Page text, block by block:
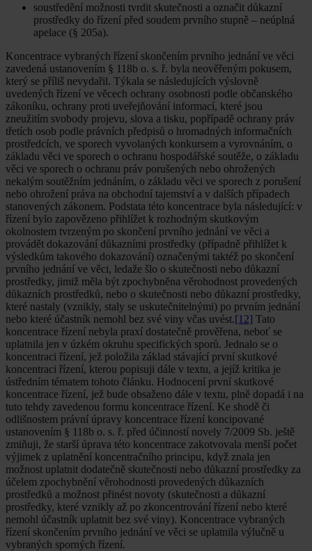
soustředění možnosti tvrdit skutečnosti a označit důkazní
prostředky do řízení před soudem prvního stupně – neúplná
apelace (§ 205a).
Koncentrace vybraných řízení skončením prvního jednání ve věci
zavedená ustanovením § 118b o. s. ř. byla neověřeným pokusem,
který se příliš nevydařil. Týkala se následujících výslovně
uvedených řízení ve věcech ochrany osobnosti podle občanského
zákoníku, ochrany proti uveřejňování informací, které jsou
zneužitím svobody projevu, slova a tisku, popřípadě ochrany práv
třetích osob podle právních předpisů o hromadných informačních
prostředcích, ve sporech vyvolaných konkursem a vyrovnáním, o
základu věci ve sporech o ochranu hospodářské soutěže, o základu
věci ve sporech o ochranu práv porušených nebo ohrožených
nekalým soutěžním jednáním, o základu věci ve sporech z porušení
nebo ohrožení práva na obchodní tajemství a v dalších případech
stanovených zákonem. Podstata této koncentrace byla následující: v
řízení bylo zapovězeno přihlížet k rozhodným skutkovým
okolnostem tvrzeným po skončení prvního jednání ve věci a
provádět dokazování důkazními prostředky (případně přihlížet k
výsledkům takového dokazování) označenými taktéž po skončení
prvního jednání ve věci, ledaže šlo o skutečnosti nebo důkazní
prostředky, jimiž měla být zpochybněna věrohodnost provedených
důkazních prostředků, nebo o skutečnosti nebo důkazní prostředky,
které nastaly (vznikly, staly se uskutečnitelnými) po prvním jednání
nebo které účastník nemohl bez své viny včas uvést.[12] Tato
koncentrace řízení nebyla praxí dostatečně prověřena, neboť se
uplatnila jen v úzkém okruhu specifických sporů. Jednalo se o
koncentraci řízení, jež položila základ stávající první skutkové
koncentraci řízení, kterou popisuji dále v textu, a jejíž kritika je
ústředním tématem tohoto článku. Hodnocení první skutkové
koncentrace řízení, jež bude obsaženo dále v textu, plně dopadá i na
tuto tehdy zavedenou formu koncentrace řízení. Ke shodě či
odlišnostem právní úpravy koncentrace řízení koncipované
ustanovením § 118b o. s. ř. před účinností novely 7/2009 Sb. ještě
zmiňuji, že starší úprava této koncentrace zakotvovala menší počet
výjimek z uplatnění koncentračního principu, když znala jen
možnost uplatnit dodatečně skutečnosti nebo důkazní prostředky za
účelem zpochybnění věrohodnosti provedených důkazních
prostředků a možnost přinést novoty (skutečnosti a důkazní
prostředky, které vznikly až po zkoncentrování řízení nebo které
nemohl účastník uplatnit bez své viny). Koncentrace vybraných
řízení skončením prvního jednání ve věci se uplatnila výlučně u
vybraných sporných řízení.